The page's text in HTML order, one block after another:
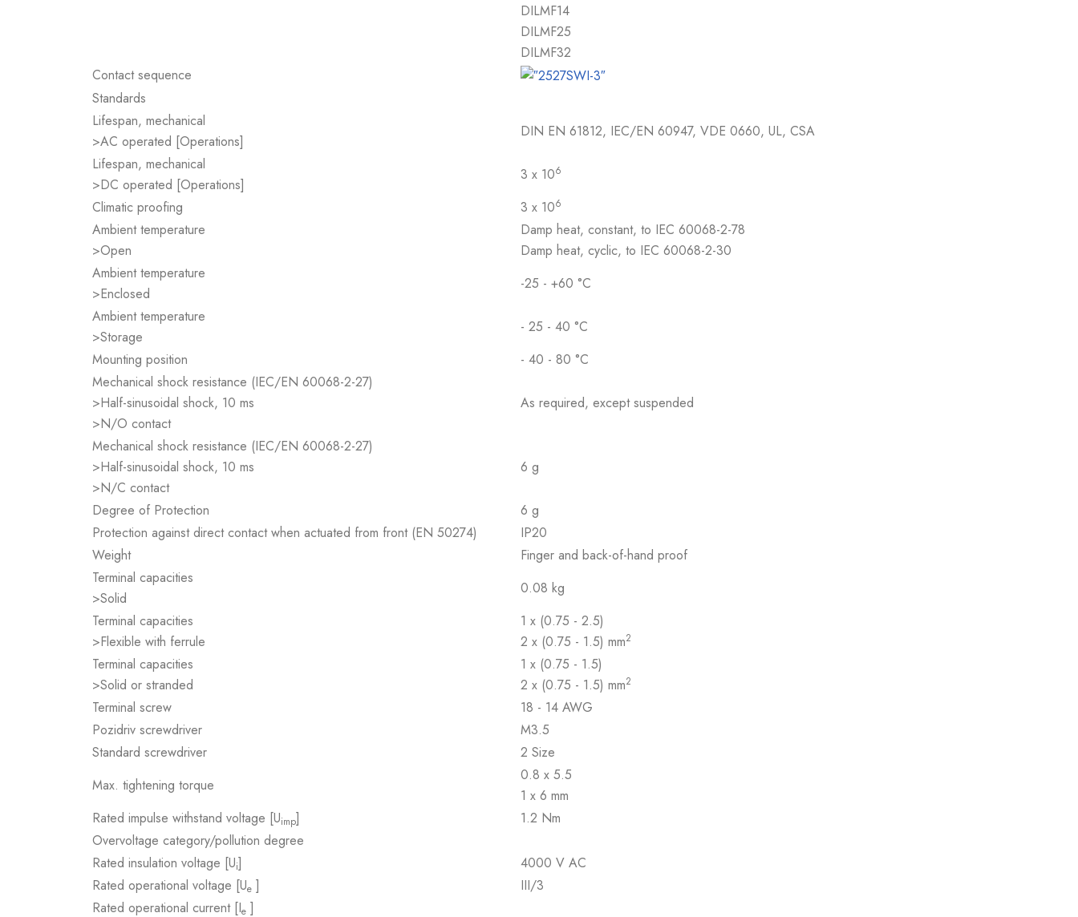
DILMF14
DILMF25
DILMF32
Contact sequence
Standards
Lifespan, mechanical
>AC operated [Operations]
DIN EN 61812, IEC/EN 60947, VDE 0660, UL, CSA
Lifespan, mechanical
>DC operated [Operations]
3 x 106
Climatic proofing 3 x 106
Ambient temperature
>Open
Damp heat, constant, to IEC 60068-2-78
Damp heat, cyclic, to IEC 60068-2-30
Ambient temperature
>Enclosed
-25 - +60 °C
Ambient temperature
>Storage
- 25 - 40 °C
Mounting position
- 40 - 80 °C
Mechanical shock resistance (IEC/EN 60068-2-27)
>Half-sinusoidal shock, 10 ms
>N/O contact
As required, except suspended
Mechanical shock resistance (IEC/EN 60068-2-27)
>Half-sinusoidal shock, 10 ms
>N/C contact
6 g
Degree of Protection
6 g
Protection against direct contact when actuated from front (EN 50274)
IP20
Weight
Finger and back-of-hand proof
Terminal capacities
>Solid
0.08 kg
Terminal capacities
>Flexible with ferrule
1 x (0.75 - 2.5)
2 x (0.75 - 1.5) mm2
Terminal capacities
>Solid or stranded
1 x (0.75 - 1.5)
2 x (0.75 - 1.5) mm2
Terminal screw
18 - 14 AWG
Pozidriv screwdriver
M3.5
Standard screwdriver
2 Size
Max. tightening torque
0.8 x 5.5
1 x 6 mm
Rated impulse withstand voltage [Uimp]
1.2 Nm
Overvoltage category/pollution degree
Rated insulation voltage [Ui]
4000 V AC
Rated operational voltage [Ue ]
III/3
Rated operational current [Ie ]